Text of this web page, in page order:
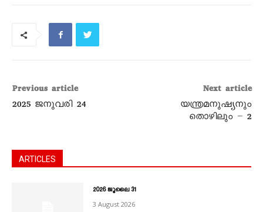
Previous article
2025 ജനുവരി 24
Next article
യന്ത്രമനുഷ്യനും
തൊഴിലും – 2
ARTICLES
2026 ജൂലൈ 31
3 August 2026